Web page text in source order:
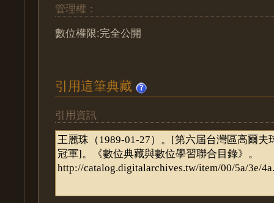
管理權：
數位權限:完全公開
引用這筆典藏
引用資訊